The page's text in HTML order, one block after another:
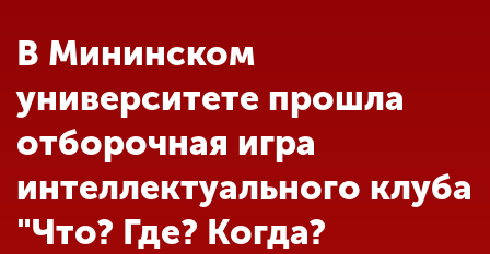
Абитуриенту
Обучение
Наука
В Мининском
университете прошла
отборочная игра
интеллектуального клуба
"Что? Где? Когда?